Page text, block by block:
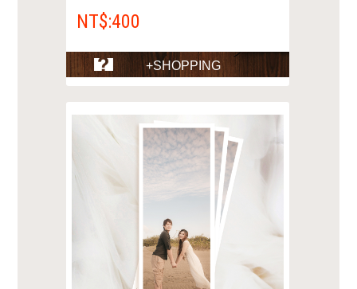
NT$:400
+SHOPPING